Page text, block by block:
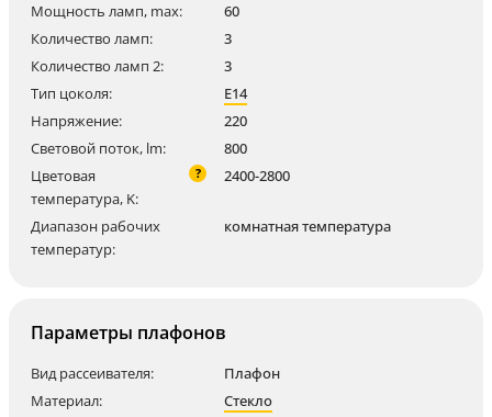
Мощность ламп, max:
60
Количество ламп:
3
Количество ламп 2:
3
Тип цоколя:
E14
Напряжение:
220
Световой поток, lm:
800
Цветовая
температура, K:
? 2400-2800
Диапазон рабочих
температур:
комнатная температура
Параметры плафонов
Вид рассеивателя:
Плафон
Материал:
Стекло